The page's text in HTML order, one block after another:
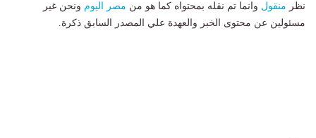
نظر منقول وانما تم نقله بمحتواه كما هو من مصر اليوم ونحن غير
مسئولين عن محتوى الخبر والعهدة علي المصدر السابق ذكرة.